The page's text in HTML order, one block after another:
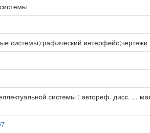
системы;графический
системы : автореф. дисс. ...